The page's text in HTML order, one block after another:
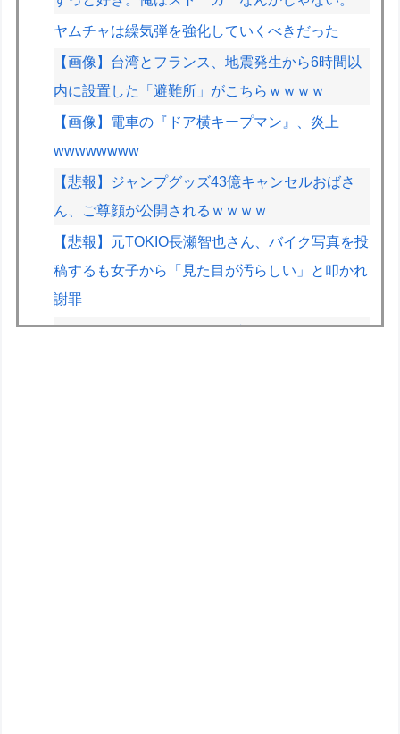
ヤムチャは繰気弾を強化していくべきだった
【画像】台湾とフランス、地震発生から6時間以
内に設置した「避難所」がこちらｗｗｗｗ
【画像】電車の『ドア横キープマン』、炎上
wwwwwwww
【悲報】ジャンプグッズ43億キャンセルおばさ
ん、ご尊顔が公開されるｗｗｗｗ
【悲報】元TOKIO長瀬智也さん、バイク写真を投
稿するも女子から「見た目が汚らしい」と叩かれ
謝罪
キャデラックF1、致命的なブレーキ問題の原因